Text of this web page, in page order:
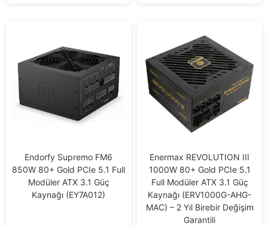
Endorfy Supremo FM6
850W 80+ Gold PCIe 5.1 Full
Modüler ATX 3.1 Güç
Kaynağı (EY7A012)
Enermax REVOLUTION III
1000W 80+ Gold PCIe 5.1
Full Modüler ATX 3.1 Güç
Kaynağı (ERV1000G-AHG-
MAC) – 2 Yıl Birebir Değişim
Garantili